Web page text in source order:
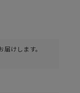
届けします。